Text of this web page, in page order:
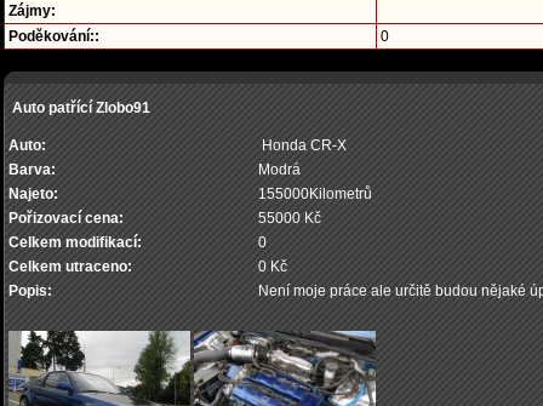
Zájmy:
Poděkování::
0
Auto patřící Zlobo91
Auto:
Honda CR-X
Barva:
Modrá
Najeto:
155000Kilometrů
Pořizovací cena:
55000 Kč
Celkem modifikací:
0
Celkem utraceno:
0 Kč
Popis:
Není moje práce ale určitě budou nějaké